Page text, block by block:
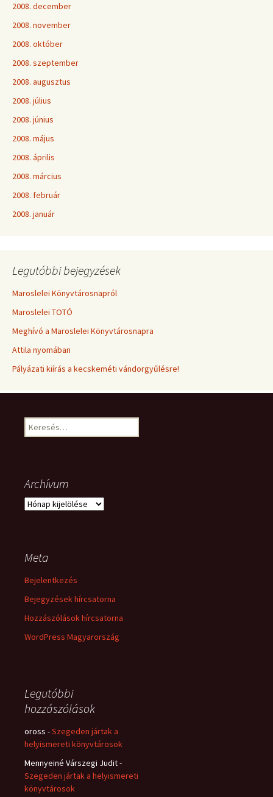
2008. december
2008. november
2008. október
2008. szeptember
2008. augusztus
2008. július
2008. június
2008. május
2008. április
2008. március
2008. február
2008. január
Legutóbbi bejegyzések
Maroslelei Könyvtárosnapról
Maroslelei TOTÓ
Meghívó a Maroslelei Könyvtárosnapra
Attila nyomában
Pályázati kiírás a kecskeméti vándorgyűlésre!
Keresés:
Archívum
Archívum
Meta
Bejelentkezés
Bejegyzések hírcsatorna
Hozzászólások hírcsatorna
WordPress Magyarország
Legutóbbi
hozzászólások
oross -Szegeden jártak a
helyismereti könyvtárosok
Mennyeiné Várszegi Judit-
Szegeden jártak a helyismereti
könyvtárosok